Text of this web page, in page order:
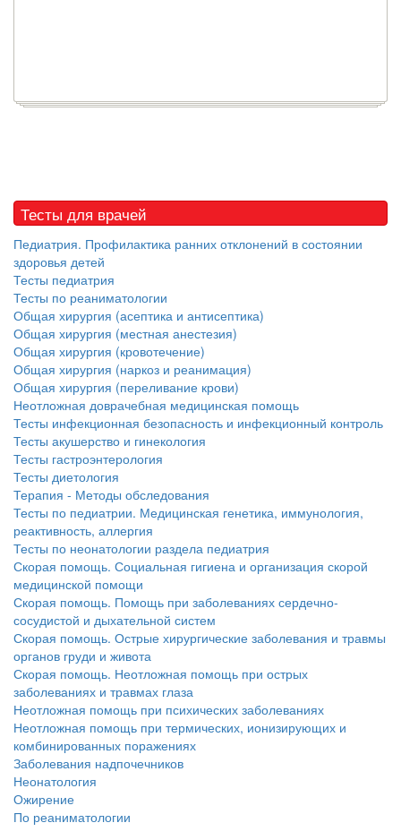
Тесты для врачей
Педиатрия. Профилактика ранних отклонений в состоянии
здоровья детей
Тесты педиатрия
Тесты по реаниматологии
Общая хирургия (асептика и антисептика)
Общая хирургия (местная анестезия)
Общая хирургия (кровотечение)
Общая хирургия (наркоз и реанимация)
Общая хирургия (переливание крови)
Неотложная доврачебная медицинская помощь
Тесты инфекционная безопасность и инфекционный контроль
Тесты акушерство и гинекология
Тесты гастроэнтерология
Тесты диетология
Терапия - Методы обследования
Тесты по педиатрии. Медицинская генетика, иммунология,
реактивность, аллергия
Тесты по неонатологии раздела педиатрия
Скорая помощь. Социальная гигиена и организация скорой
медицинской помощи
Скорая помощь. Помощь при заболеваниях сердечно-
сосудистой и дыхательной систем
Скорая помощь. Острые хирургические заболевания и травмы
органов груди и живота
Скорая помощь. Неотложная помощь при острых
заболеваниях и травмах глаза
Неотложная помощь при психических заболеваниях
Неотложная помощь при термических, ионизирующих и
комбинированных поражениях
Заболевания надпочечников
Неонатология
Ожирение
По реаниматологии